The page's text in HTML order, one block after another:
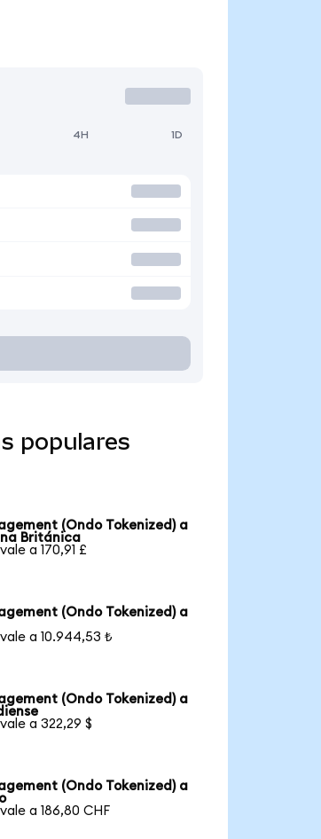
4H 1D
populares
(Ondo Tokenized) a
Británica
a 170,91 £
(Ondo Tokenized) a
a 10.944,53 ₺
(Ondo Tokenized) a
a 322,29 $
(Ondo Tokenized) a
a 186,80 CHF